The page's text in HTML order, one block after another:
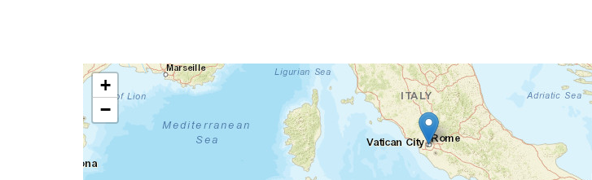
+
−